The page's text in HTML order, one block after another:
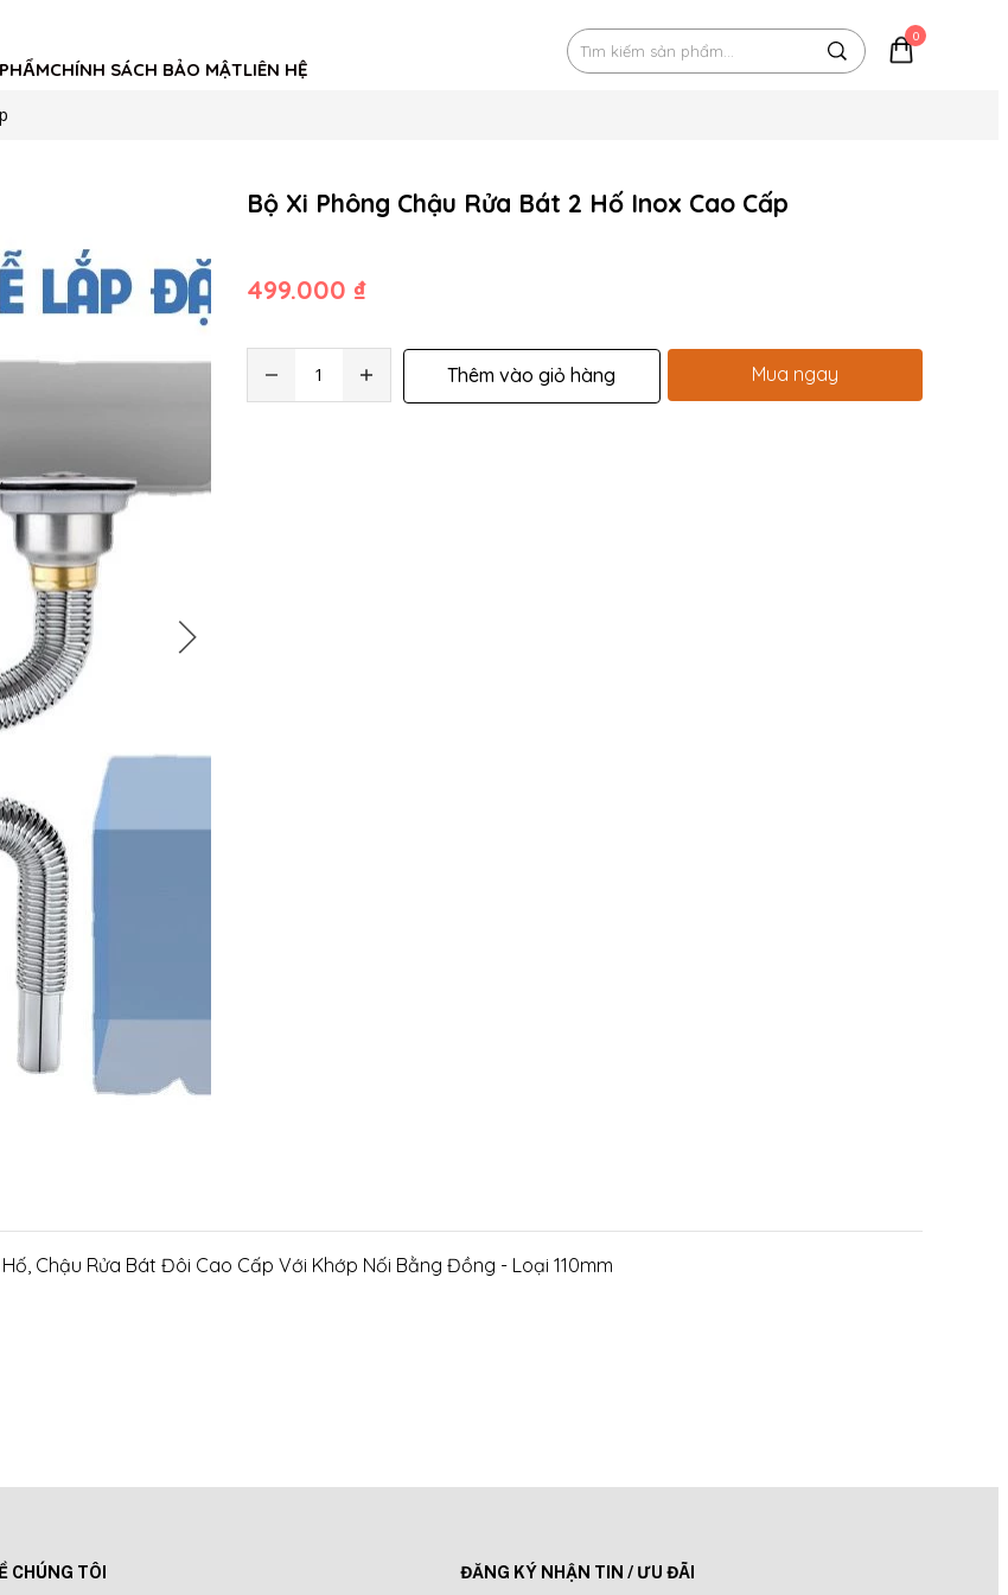
CHÍNH SÁCH BẢO MẬTLIÊN HỆ
0
Bộ Xi Phông Chậu Rửa Bát 2 Hố Inox Cao Cấp
499.000 ₫
Thêm vào giỏ hàng Mua ngay
Chậu Rửa Bát Đôi Cao Cấp Với Khớp Nối Bằng Đồng - Loại 110mm
ĐĂNG KÝ NHẬN TIN / ƯU ĐÃI
CHÚNG TÔI